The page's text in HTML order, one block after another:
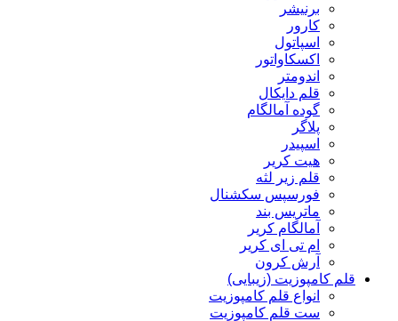
برنیشر
کارور
اسپاتول
اکسکاواتور
اندومتر
قلم دایکال
گوده آمالگام
پلاگر
اسپیدر
هیت کریر
قلم زیر لثه
فورسپس سکشنال
ماتریس بند
آمالگام کریر
ام تی ای کریر
آرش کرون
قلم کامپوزیت (زیبایی)
انواع قلم کامپوزیت
ست قلم کامپوزیت